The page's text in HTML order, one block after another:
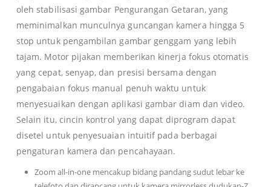
oleh stabilisasi gambar Pengurangan Getaran, yang
meminimalkan munculnya guncangan kamera hingga 5
stop untuk pengambilan gambar genggam yang lebih
tajam. Motor pijakan memberikan kinerja fokus otomatis
yang cepat, senyap, dan presisi bersama dengan
pengabaian fokus manual penuh waktu untuk
menyesuaikan dengan aplikasi gambar diam dan video.
Selain itu, cincin kontrol yang dapat diprogram dapat
disetel untuk penyesuaian intuitif pada berbagai
pengaturan kamera dan pencahayaan.
Zoom all-in-one mencakup bidang pandang sudut lebar ke